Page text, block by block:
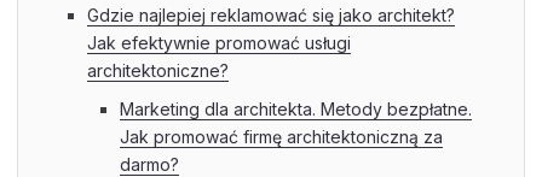
Gdzie najlepiej reklamować się jako architekt?
Jak efektywnie promować usługi
architektoniczne?
Marketing dla architekta. Metody bezpłatne.
Jak promować firmę architektoniczną za
darmo?